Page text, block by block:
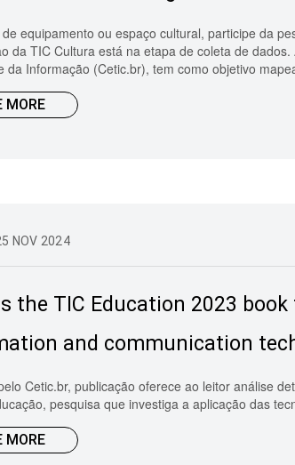
equipamento ou espaço cultural, participe da
da TIC Cultura está na etapa de coleta de
da Informação (Cetic.br), tem como objetivo
MORE
NOV 2024
the TIC Education 2023
and communication
Cetic.br, publicação oferece ao leitor análise
pesquisa que investiga a aplicação das
MORE